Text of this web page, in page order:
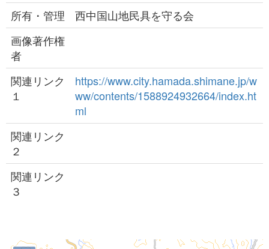
所有・管理
西中国山地民具を守る会
画像著作権
者
関連リンク
１
https://www.city.hamada.shimane.jp/w
ww/contents/1588924932664/index.ht
ml
関連リンク
２
関連リンク
３